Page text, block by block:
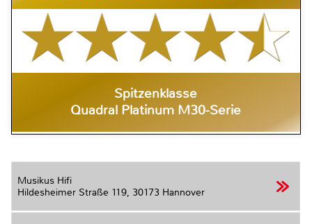
Spitzenklasse
Quadral Platinum M30-Serie
Musikus Hifi
Hildesheimer Straße 119, 30173 Hannover